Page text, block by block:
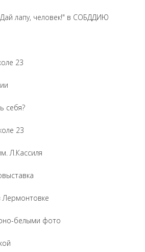
лапу, человек!" в СОБДДИЮ
23
себя?
23
Л.Кассиля
Лермонтовке
белыми фото